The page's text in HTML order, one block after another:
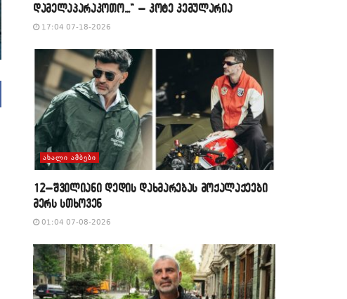
დამელაპარაკოთო…“ – კოტე კემულარია
17:04 07-18-2026
ᲐᲮᲐᲚᲘ ᲐᲛᲑᲔᲑᲘ
12–შვილიანი დედის დახმარებას მოქალაქეები
მერს სთხოვენ
01:04 07-08-2026